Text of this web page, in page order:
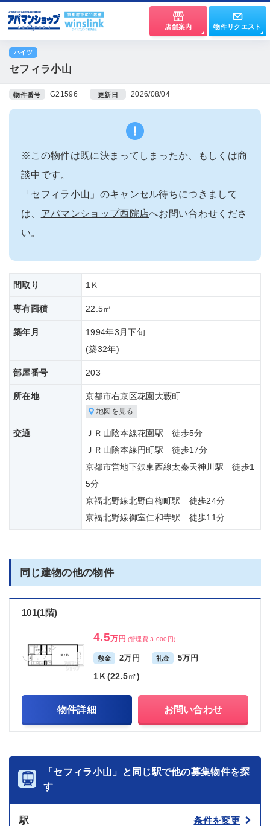
店舗案内 物件リクエスト
ハイツ
セフィラ小山
物件番号 G21596 更新日 2026/08/04
※この物件は既に決まってしまったか、もしくは商
談中です。
「セフィラ小山」のキャンセル待ちにつきまして
は、 アパマンショップ西院店へお問い合わせくださ
い。
間取り 1Ｋ
専有面積 22.5㎡
築年月
1994年3月下旬
(築32年)
部屋番号 203
所在地 京都市右京区花園大藪町
地図を見る
交通
ＪＲ山陰本線花園駅 徒歩5分
ＪＲ山陰本線円町駅 徒歩17分
京都市営地下鉄東西線太秦天神川駅 徒歩1
5分
京福北野線北野白梅町駅 徒歩24分
京福北野線御室仁和寺駅 徒歩11分
同じ建物の他の物件
101(1階)
4.5万円 (管理費 3,000円)
敷金 2万円 礼金 5万円
1Ｋ(22.5㎡)
物件詳細 お問い合わせ
「セフィラ小山」と同じ駅で他の募集物件を探
す
駅
条件を変更